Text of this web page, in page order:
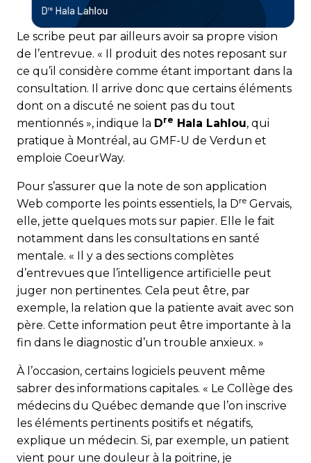
Le scribe peut par ailleurs avoir sa propre vision
de l’entrevue. « Il produit des notes reposant sur
ce qu’il considère comme étant important dans la
consultation. Il arrive donc que certains éléments
dont on a discuté ne soient pas du tout
mentionnés », indique la Dre Hala Lahlou, qui
pratique à Montréal, au GMF-U de Verdun et
emploie CoeurWay.
Pour s’assurer que la note de son application
Web comporte les points essentiels, la Dre Gervais,
elle, jette quelques mots sur papier. Elle le fait
notamment dans les consultations en santé
mentale. « Il y a des sections complètes
d’entrevues que l’intelligence artificielle peut
juger non pertinentes. Cela peut être, par
exemple, la relation que la patiente avait avec son
père. Cette information peut être importante à la
fin dans le diagnostic d’un trouble anxieux. »
À l’occasion, certains logiciels peuvent même
sabrer des informations capitales. « Le Collège des
médecins du Québec demande que l’on inscrive
les éléments pertinents positifs et négatifs,
explique un médecin. Si, par exemple, un patient
vient pour une douleur à la poitrine, je